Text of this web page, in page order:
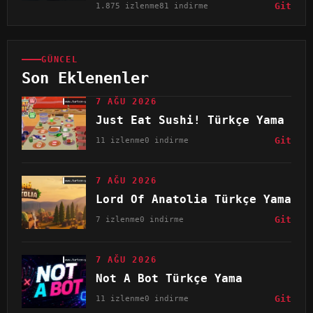
1.875 izlenme81 indirme Git
GÜNCEL
Son Eklenenler
7 AĞU 2026
Just Eat Sushi! Türkçe Yama
11 izlenme0 indirme Git
7 AĞU 2026
Lord Of Anatolia Türkçe Yama
7 izlenme0 indirme Git
7 AĞU 2026
Not A Bot Türkçe Yama
11 izlenme0 indirme Git